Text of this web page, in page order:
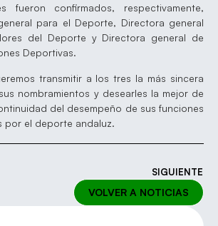
fueron confirmados, respectivamente,
para el Deporte, Directora general
del Deporte y Directora general de
Deportivas.
transmitir a los tres la más sincera
nombramientos y desearles la mejor de
del desempeño de sus funciones
por el deporte andaluz.
SIGUIENTE
VOLVER A NOTICIAS